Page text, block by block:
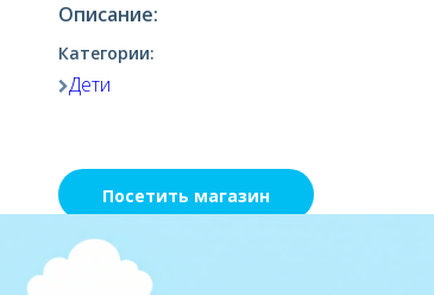
Описание:
Категории:
Дети
Посетить магазин